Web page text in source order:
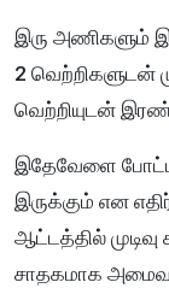
இரு அணிகளும்
2 வெற்றிகளுடன்
வெற்றியுடன்
இதேவேளை
இருக்கும் என
ஆட்டத்தில்
சாதகமாக